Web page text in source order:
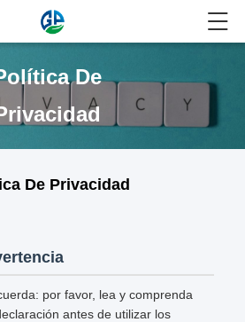
De
De Privacidad
por favor, lea y comprenda
antes de utilizar los